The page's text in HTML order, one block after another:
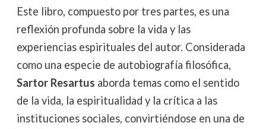
Este libro, compuesto por tres partes, es una
reflexión profunda sobre la vida y las
experiencias espirituales del autor. Considerada
como una especie de autobiografía filosófica,
Sartor Resartus aborda temas como el sentido
de la vida, la espiritualidad y la crítica a las
instituciones sociales, convirtiéndose en una de